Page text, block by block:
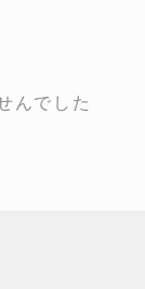
んでした